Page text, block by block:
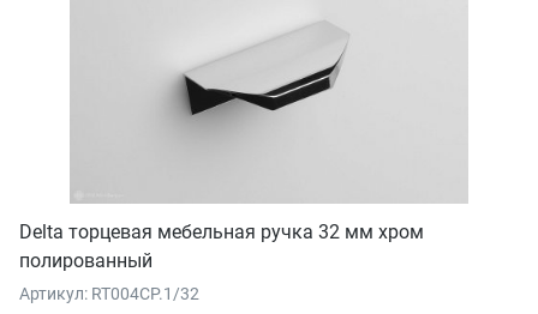
Delta торцевая мебельная ручка 32 мм хром
полированный
Артикул: RT004CP.1/32